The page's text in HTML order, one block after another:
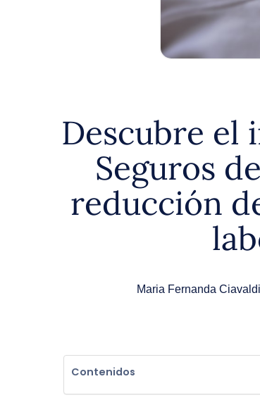
Descubre el
Seguros
reducción
Maria Fernanda
Contenidos